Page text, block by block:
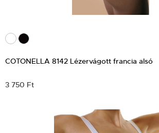
COTONELLA 8142 Lézervágott francia alsó
3 750 Ft